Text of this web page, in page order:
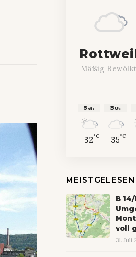
Mäßig Bewölkt
Sa.
32°C
So.
35°C
MEISTGELESEN
B
voll
31. Juli